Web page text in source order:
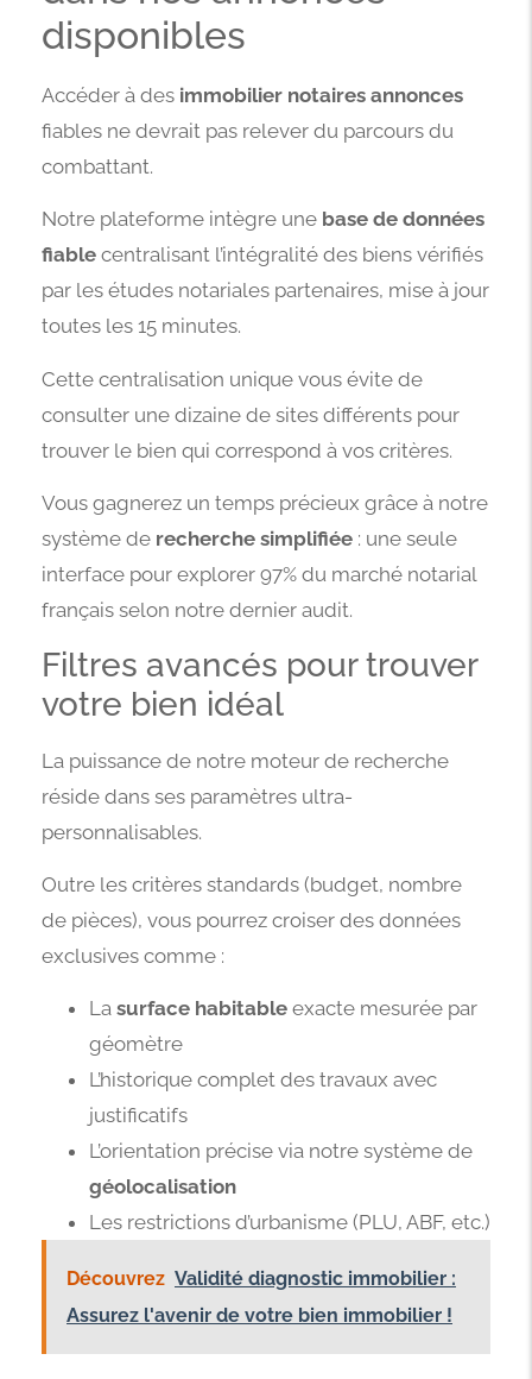
disponibles
Accéder à des immobilier notaires annonces
fiables ne devrait pas relever du parcours du
combattant.
Notre plateforme intègre une base de données
fiable centralisant l’intégralité des biens vérifiés
par les études notariales partenaires, mise à jour
toutes les 15 minutes.
Cette centralisation unique vous évite de
consulter une dizaine de sites différents pour
trouver le bien qui correspond à vos critères.
Vous gagnerez un temps précieux grâce à notre
système de recherche simplifiée : une seule
interface pour explorer 97% du marché notarial
français selon notre dernier audit.
Filtres avancés pour trouver
votre bien idéal
La puissance de notre moteur de recherche
réside dans ses paramètres ultra-
personnalisables.
Outre les critères standards (budget, nombre
de pièces), vous pourrez croiser des données
exclusives comme :
La surface habitable exacte mesurée par
géomètre
L’historique complet des travaux avec
justificatifs
L’orientation précise via notre système de
géolocalisation
Les restrictions d’urbanisme (PLU, ABF, etc.)
Découvrez Validité diagnostic immobilier :
Assurez l'avenir de votre bien immobilier !